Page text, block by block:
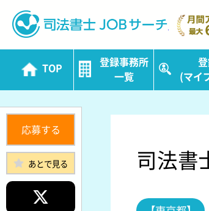
司法
TOP
登録事務所
一覧
(マイ
司法書
応募する
あとで見る